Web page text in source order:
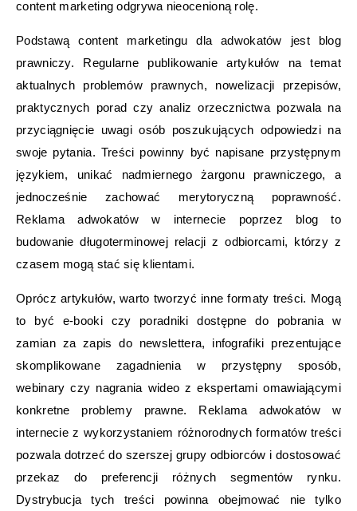
content marketing odgrywa nieocenioną rolę.
Podstawą content marketingu dla adwokatów jest blog
prawniczy. Regularne publikowanie artykułów na temat
aktualnych problemów prawnych, nowelizacji przepisów,
praktycznych porad czy analiz orzecznictwa pozwala na
przyciągnięcie uwagi osób poszukujących odpowiedzi na
swoje pytania. Treści powinny być napisane przystępnym
językiem, unikać nadmiernego żargonu prawniczego, a
jednocześnie zachować merytoryczną poprawność.
Reklama adwokatów w internecie poprzez blog to
budowanie długoterminowej relacji z odbiorcami, którzy z
czasem mogą stać się klientami.
Oprócz artykułów, warto tworzyć inne formaty treści. Mogą
to być e-booki czy poradniki dostępne do pobrania w
zamian za zapis do newslettera, infografiki prezentujące
skomplikowane zagadnienia w przystępny sposób,
webinary czy nagrania wideo z ekspertami omawiającymi
konkretne problemy prawne. Reklama adwokatów w
internecie z wykorzystaniem różnorodnych formatów treści
pozwala dotrzeć do szerszej grupy odbiorców i dostosować
przekaz do preferencji różnych segmentów rynku.
Dystrybucja tych treści powinna obejmować nie tylko